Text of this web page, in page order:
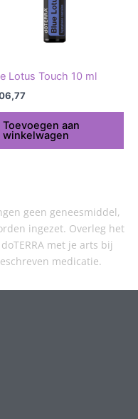
Lotus Touch 10 ml
Toevoegen aan
winkelwagen
geen geneesmiddel,
ingezet. Overleg het
met je arts bij
medicatie.